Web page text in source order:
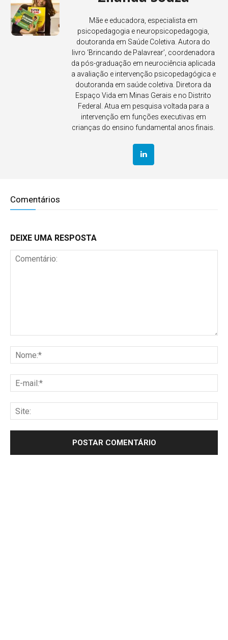
Mãe e educadora, especialista em
psicopedagogia e neuropsicopedagogia,
doutoranda em Saúde Coletiva. Autora do
livro ‘Brincando de Palavrear’, coordenadora
da pós-graduação em neurociência aplicada
a avaliação e intervenção psicopedagógica e
doutoranda em saúde coletiva. Diretora da
Espaço Vida em Minas Gerais e no Distrito
Federal. Atua em pesquisa voltada para a
intervenção em funções executivas em
crianças do ensino fundamental anos finais.
Comentários
DEIXE UMA RESPOSTA